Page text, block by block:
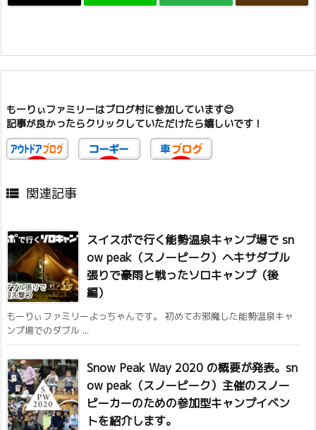
もーりぃファミリーはブログ村に参加しています😊
記事が良かったらクリックしていただけたら嬉しいです！
 関連記事
スイスポで行く能勢温泉キャンプ場で sn
ow peak（スノーピーク）ヘキサダブル
張りで豪雨と戦ったソロキャンプ（後
編）
もーりぃファミリーよっちゃんです。 初めてお邪魔した能勢温泉キャ
ンプ場でのダブル ...
Snow Peak Way 2020 の概要が発表。sn
ow peak（スノーピーク）主催のスノー
ピーカーのための参加型キャンプイベン
トを紹介します。